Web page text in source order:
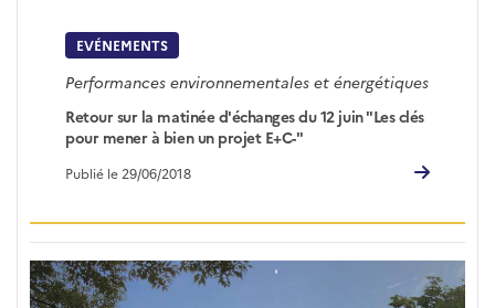
EVÉNEMENTS
Performances environnementales et énergétiques
Retour sur la matinée d'échanges du 12 juin "Les clés
pour mener à bien un projet E+C-"
Publié le 29/06/2018